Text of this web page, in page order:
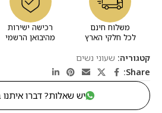
משלוח חינם
לכל חלקי הארץ
רכישה ישירות
מהיבואן הרשמי
קטגוריה: שעוני נשים
Share:
יש שאלות? דברו